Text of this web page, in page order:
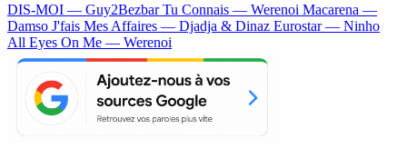
DIS-MOI — Guy2BezbarTu Connais — Werenoi Macarena —
Damso J'fais Mes Affaires — Djadja & Dinaz Eurostar — Ninho
All Eyes On Me — Werenoi